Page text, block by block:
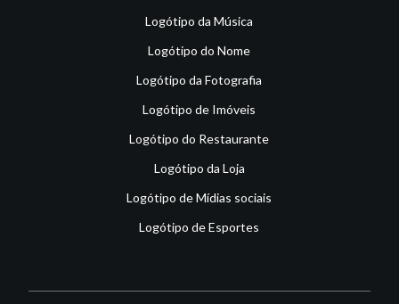
Logótipo da Música
Logótipo do Nome
Logótipo da Fotografia
Logótipo de Imóveis
Logótipo do Restaurante
Logótipo da Loja
Logótipo de Mídias sociais
Logótipo de Esportes